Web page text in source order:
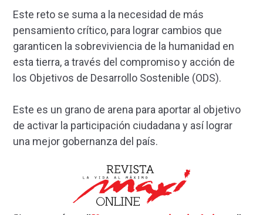
Este reto se suma a la necesidad de más
pensamiento crítico, para lograr cambios que
garanticen la sobreviviencia de la humanidad en
esta tierra, a través del compromiso y acción de
los Objetivos de Desarrollo Sostenible (ODS).
Este es un grano de arena para aportar al objetivo
de activar la participación ciudadana y así lograr
una mejor gobernanza del país.